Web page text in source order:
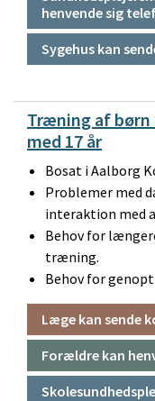
henvende sig
Sygehus kan
Træning af børn
med 17 år
Bosat i Aalborg
Problemer med
interaktion med
Behov for
træning.
Behov for
Læge kan sende
Forældre kan